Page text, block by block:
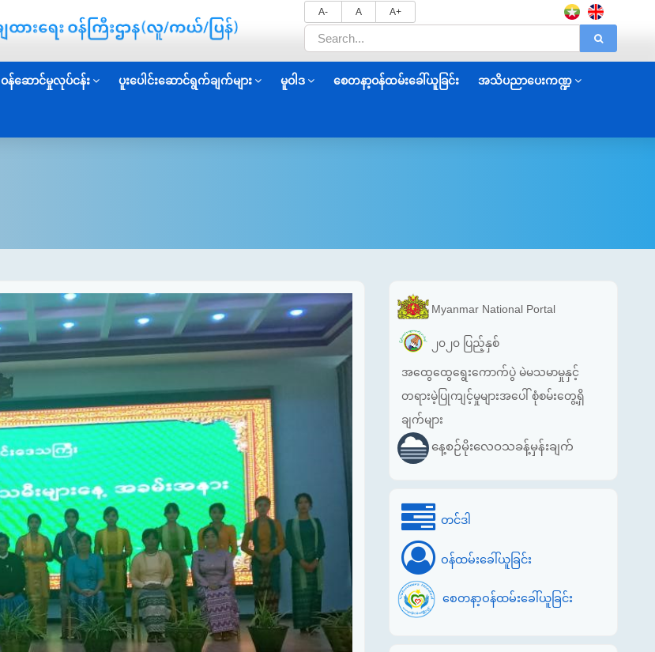
A- A A+
ဝန်ဆောင်မှုလုပ်ငန်း ပူးပေါင်းဆောင်ရွက်ချက်များ မူဝါဒ စေတနာ့ဝန်ထမ်းခေါ်ယူခြင်း အသိပညာပေးကဏ္ဍ
Myanmar National Portal
၂၀၂၀ ပြည့်နှစ်
အထွေထွေရွေးကောက်ပွဲ မဲမသမာမှုနှင့်
တရားမဲ့ပြုကျင့်မှုများအပေါ် စုံစမ်းတွေ့ရှိ
ချက်များ
နေ့စဉ်မိုးလေဝသခန့်မှန်းချက်
တင်ဒါ
ဝန်ထမ်းခေါ်ယူခြင်း
စေတနာ့ဝန်ထမ်းခေါ်ယူခြင်း